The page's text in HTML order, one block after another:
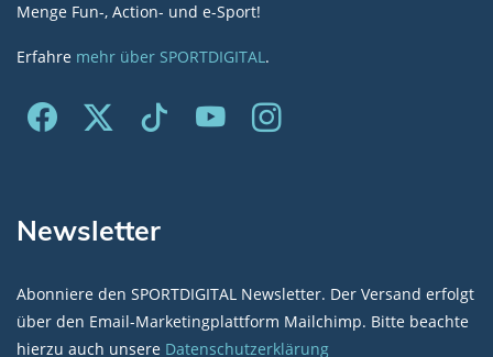
Menge Fun-, Action- und e-Sport!
Erfahre mehr über SPORTDIGITAL.
Newsletter
Abonniere den SPORTDIGITAL Newsletter. Der Versand erfolgt
über den Email-Marketingplattform Mailchimp. Bitte beachte
hierzu auch unsere Datenschutzerklärung